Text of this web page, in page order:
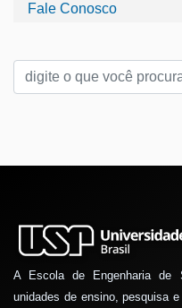
Fale Conosco
A Escola de Engenharia de
unidades de ensino, pesquisa